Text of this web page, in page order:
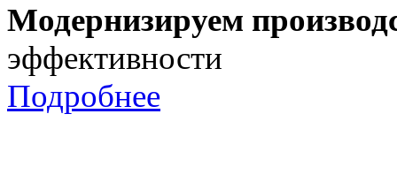
Модернизируем
эффективности
Подробнее